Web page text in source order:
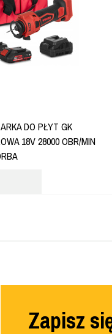
DO PŁYT GK
18V 28000 OBR/MIN
Zapisz